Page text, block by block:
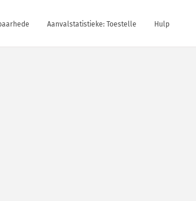
Aanvalstatistieke: Toestelle Hulp